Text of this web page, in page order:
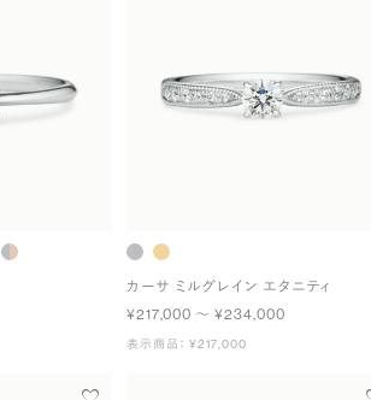
カーサ ミルグレイン エタニティ
¥217,000 〜 ¥234,000
表示商品： ¥217,000